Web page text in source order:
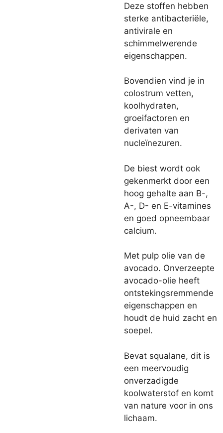
Deze stoffen hebben
sterke antibacteriële,
antivirale en
schimmelwerende
eigenschappen.
Bovendien vind je in
colostrum vetten,
koolhydraten,
groeifactoren en
derivaten van
nucleïnezuren.
De biest wordt ook
gekenmerkt door een
hoog gehalte aan B-,
A-, D- en E-vitamines
en goed opneembaar
calcium.
Met pulp olie van de
avocado. Onverzeepte
avocado-olie heeft
ontstekingsremmende
eigenschappen en
houdt de huid zacht en
soepel.
Bevat squalane, dit is
een meervoudig
onverzadigde
koolwaterstof en komt
van nature voor in ons
lichaam.